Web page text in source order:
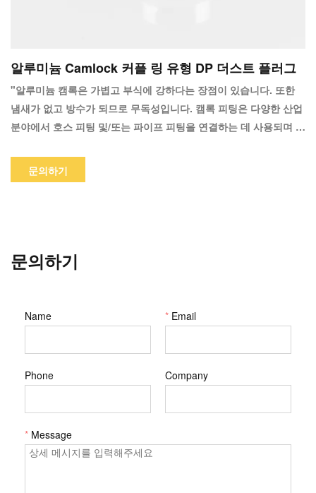
알루미늄 Camlock 커플 링 유형 DP 더스트 플러그
"알루미늄 캠록은 가볍고 부식에 강하다는 장점이 있습니다. 또한
냄새가 없고 방수가 되므로 무독성입니다. 캠록 피팅은 다양한 산업
분야에서 호스 피팅 및/또는 파이프 피팅을 연결하는 데 사용되며 액
피팅은 연결하는 데 도구가 필요하지 않으므로 사용이 매우 간단하
고 시간이 절약되며 비용 효율적입니다. Camlock 피팅은 빈번한 변
문의하기
문의하기
Name * Email
Phone Company
* Message